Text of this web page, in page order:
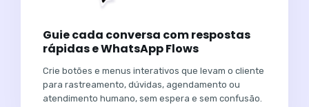
Guie cada conversa com respostas
rápidas e WhatsApp Flows
Crie botões e menus interativos que levam o cliente
para rastreamento, dúvidas, agendamento ou
atendimento humano, sem espera e sem confusão.